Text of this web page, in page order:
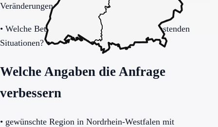
Veränderungen eingebunden?
• Welche Betreuung gibt es nachts und in belastenden
Situationen?
Welche Angaben die Anfrage
verbessern
• gewünschte Region in Nordrhein-Westfalen mit